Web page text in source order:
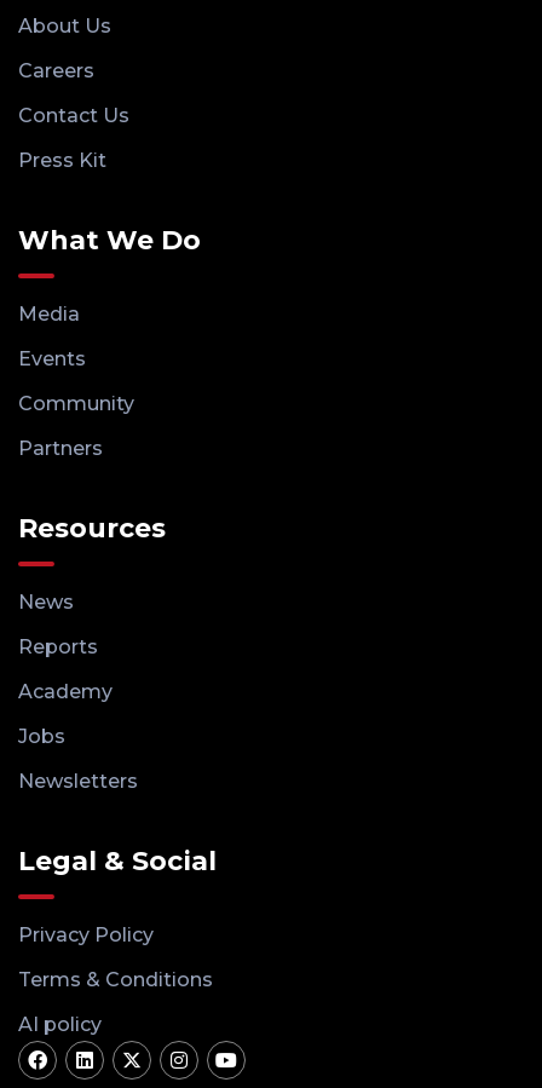
About Us
Careers
Contact Us
Press Kit
What We Do
Media
Events
Community
Partners
Resources
News
Reports
Academy
Jobs
Newsletters
Legal & Social
Privacy Policy
Terms & Conditions
AI policy